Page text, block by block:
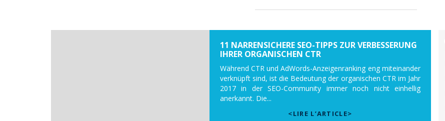
11 NARRENSICHERE SEO-TIPPS ZUR VERBESSERUNG
IHRER ORGANISCHEN CTR
Während CTR und AdWords-Anzeigenranking eng miteinander
verknüpft sind, ist die Bedeutung der organischen CTR im Jahr
2017 in der SEO-Community immer noch nicht einhellig
anerkannt. Die...
<LIRE L’ARTICLE>